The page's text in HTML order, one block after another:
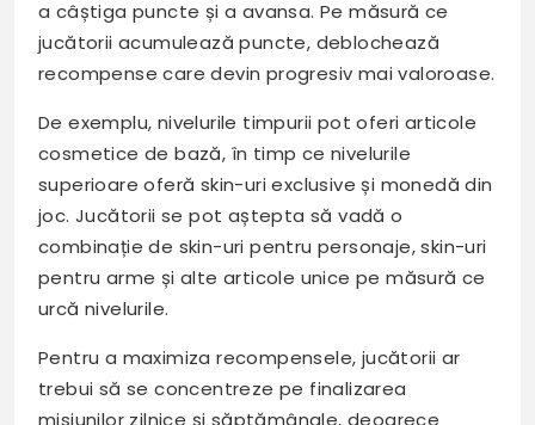
a câștiga puncte și a avansa. Pe măsură ce
jucătorii acumulează puncte, deblochează
recompense care devin progresiv mai valoroase.
De exemplu, nivelurile timpurii pot oferi articole
cosmetice de bază, în timp ce nivelurile
superioare oferă skin-uri exclusive și monedă din
joc. Jucătorii se pot aștepta să vadă o
combinație de skin-uri pentru personaje, skin-uri
pentru arme și alte articole unice pe măsură ce
urcă nivelurile.
Pentru a maximiza recompensele, jucătorii ar
trebui să se concentreze pe finalizarea